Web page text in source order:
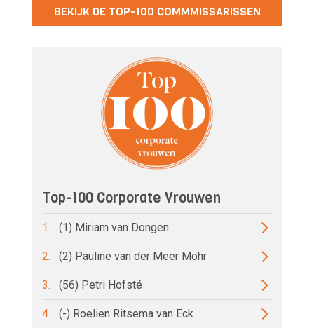
BEKIJK DE TOP-100 COMMMISSARISSEN
Top-100 Corporate Vrouwen
1. (1) Miriam van Dongen
2. (2) Pauline van der Meer Mohr
3. (56) Petri Hofsté
4. (-) Roelien Ritsema van Eck